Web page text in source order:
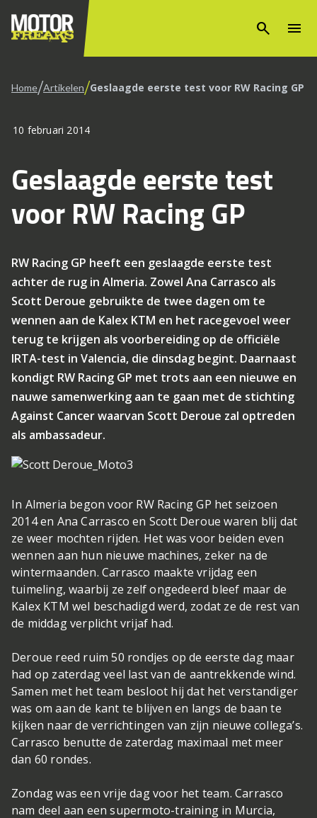
search menu
Home/Artikelen/Geslaagde eerste test voor RW Racing GP
10 februari 2014
Geslaagde eerste test
voor RW Racing GP
RW Racing GP heeft een geslaagde eerste test
achter de rug in Almeria. Zowel Ana Carrasco als
Scott Deroue gebruikte de twee dagen om te
wennen aan de Kalex KTM en het racegevoel weer
terug te krijgen als voorbereiding op de officiële
IRTA-test in Valencia, die dinsdag begint. Daarnaast
kondigt RW Racing GP met trots aan een nieuwe en
nauwe samenwerking aan te gaan met de stichting
Against Cancer waarvan Scott Deroue zal optreden
als ambassadeur.
In Almeria begon voor RW Racing GP het seizoen
2014 en Ana Carrasco en Scott Deroue waren blij dat
ze weer mochten rijden. Het was voor beiden even
wennen aan hun nieuwe machines, zeker na de
wintermaanden. Carrasco maakte vrijdag een
tuimeling, waarbij ze zelf ongedeerd bleef maar de
Kalex KTM wel beschadigd werd, zodat ze de rest van
de middag verplicht vrijaf had.
Deroue reed ruim 50 rondjes op de eerste dag maar
had op zaterdag veel last van de aantrekkende wind.
Samen met het team besloot hij dat het verstandiger
was om aan de kant te blijven en langs de baan te
kijken naar de verrichtingen van zijn nieuwe collega’s.
Carrasco benutte de zaterdag maximaal met meer
dan 60 rondes.
Zondag was een vrije dag voor het team. Carrasco
nam deel aan een supermoto-training in Murcia,